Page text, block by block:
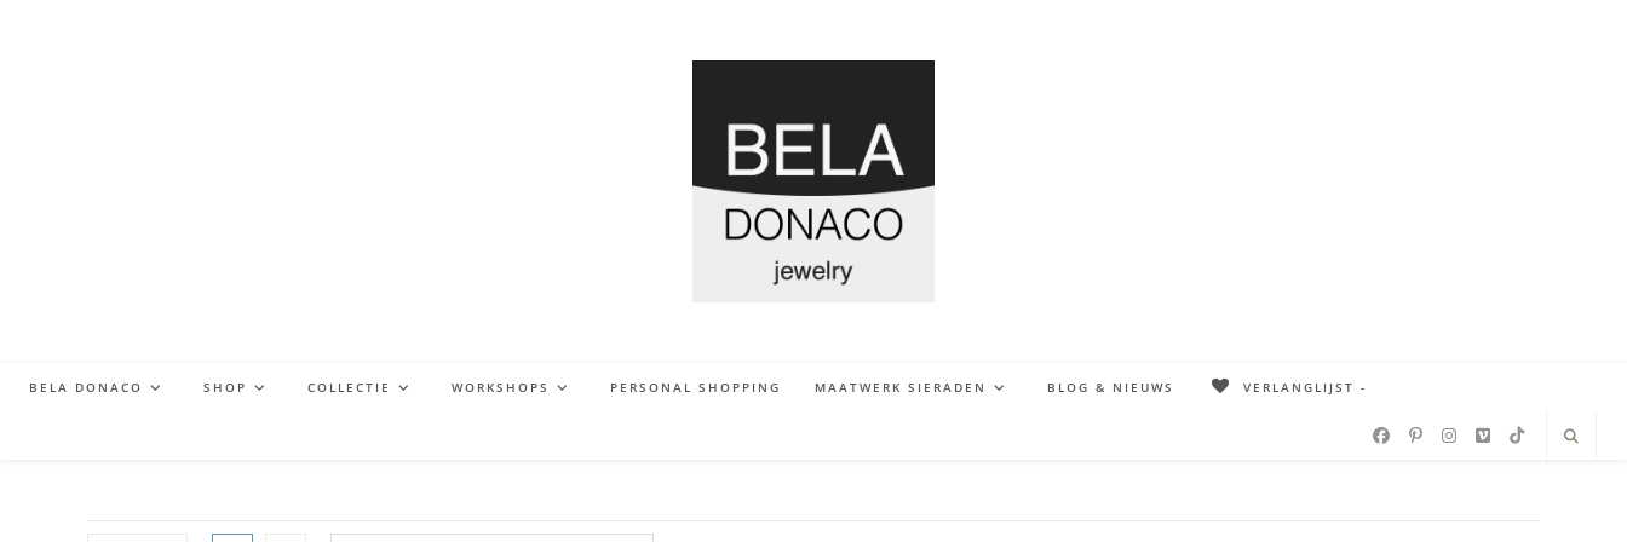
BELA DONACO SHOP COLLECTIE WORKSHOPS PERSONAL SHOPPING MAATWERK SIERADEN BLOG & NIEUWS VERLANGLIJST -